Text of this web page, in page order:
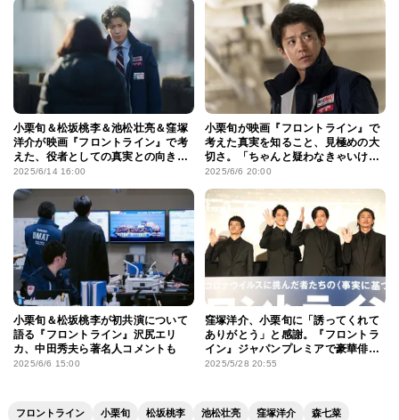
小栗旬＆松坂桃李＆池松壮亮＆窪塚
洋介が映画『フロントライン』で考
えた、役者としての真実との向き合
い方
2025/6/14 16:00
小栗旬が映画『フロントライン』で
考えた真実を知ること、見極めの大
切さ。「ちゃんと疑わなきゃいけな
いってことなのかな」
2025/6/6 20:00
小栗旬＆松坂桃李が初共演について
語る『フロントライン』沢尻エリ
カ、中田秀夫ら著名人コメントも
2025/6/6 15:00
窪塚洋介、小栗旬に「誘ってくれて
ありがとう」と感謝。『フロントラ
イン』ジャパンプレミアで豪華俳優
陣がそろって感無量！
2025/5/28 20:55
フロントライン 小栗旬 松坂桃李 池松壮亮 窪塚洋介 森七菜